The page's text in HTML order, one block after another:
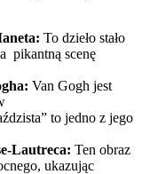
To dzieło stało
pikantną scenę
Van Gogh jest
to jedno z jego
Lautreca: Ten obraz
ukazując